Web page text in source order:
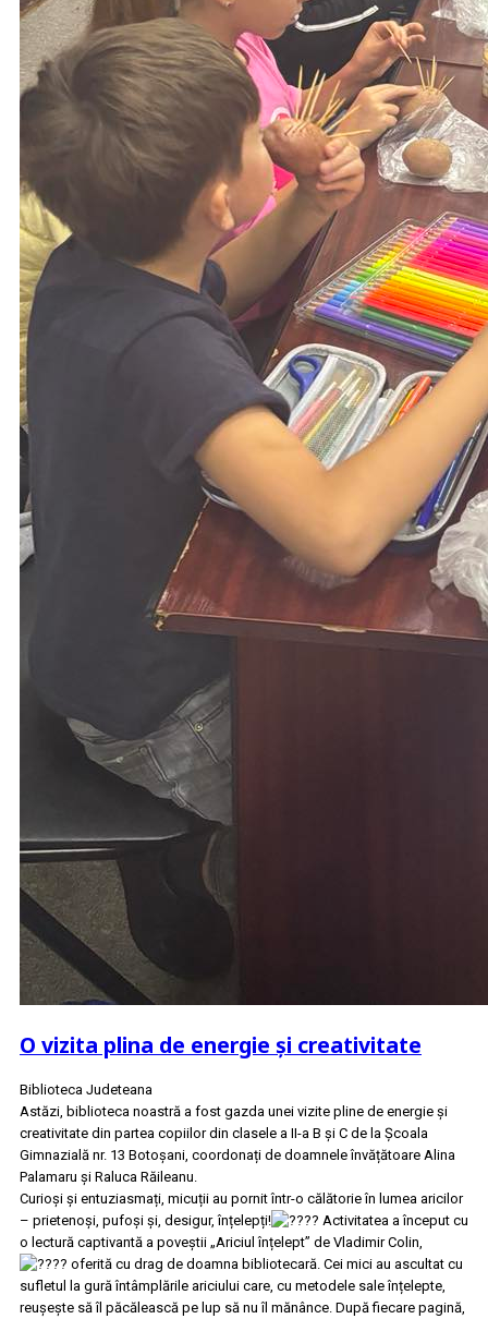
O vizita plina de energie și creativitate
Biblioteca Judeteana
Astăzi, biblioteca noastră a fost gazda unei vizite pline de energie și
creativitate din partea copiilor din clasele a II-a B și C de la Școala
Gimnazială nr. 13 Botoșani, coordonați de doamnele învățătoare Alina
Palamaru și Raluca Răileanu.
Curioși și entuziasmați, micuții au pornit într-o călătorie în lumea aricilor
– prietenoși, pufoși și, desigur, înțelepți!
Activitatea a început cu
o lectură captivantă a poveștii „Ariciul înțelept” de Vladimir Colin,
oferită cu drag de doamna bibliotecară. Cei mici au ascultat cu
sufletul la gură întâmplările ariciului care, cu metodele sale înțelepte,
reușește să îl păcălească pe lup să nu îl mănânce. După fiecare pagină,